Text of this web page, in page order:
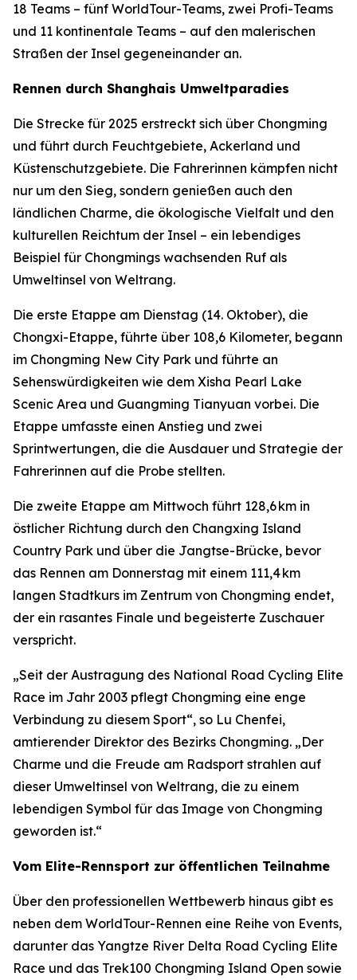
18 Teams – fünf WorldTour-Teams, zwei Profi-Teams
und 11 kontinentale Teams – auf den malerischen
Straßen der Insel gegeneinander an.
Rennen durch Shanghais Umweltparadies
Die Strecke für 2025 erstreckt sich über Chongming
und führt durch Feuchtgebiete, Ackerland und
Küstenschutzgebiete. Die Fahrerinnen kämpfen nicht
nur um den Sieg, sondern genießen auch den
ländlichen Charme, die ökologische Vielfalt und den
kulturellen Reichtum der Insel – ein lebendiges
Beispiel für Chongmings wachsenden Ruf als
Umweltinsel von Weltrang.
Die erste Etappe am Dienstag (14. Oktober), die
Chongxi-Etappe, führte über 108,6 Kilometer, begann
im Chongming New City Park und führte an
Sehenswürdigkeiten wie dem Xisha Pearl Lake
Scenic Area und Guangming Tianyuan vorbei. Die
Etappe umfasste einen Anstieg und zwei
Sprintwertungen, die die Ausdauer und Strategie der
Fahrerinnen auf die Probe stellten.
Die zweite Etappe am Mittwoch führt 128,6 km in
östlicher Richtung durch den Changxing Island
Country Park und über die Jangtse-Brücke, bevor
das Rennen am Donnerstag mit einem 111,4 km
langen Stadtkurs im Zentrum von Chongming endet,
der ein rasantes Finale und begeisterte Zuschauer
verspricht.
„Seit der Austragung des National Road Cycling Elite
Race im Jahr 2003 pflegt Chongming eine enge
Verbindung zu diesem Sport“, so Lu Chenfei,
amtierender Direktor des Bezirks Chongming. „Der
Charme und die Freude am Radsport strahlen auf
dieser Umweltinsel von Weltrang, die zu einem
lebendigen Symbol für das Image von Chongming
geworden ist.“
Vom Elite-Rennsport zur öffentlichen Teilnahme
Über den professionellen Wettbewerb hinaus gibt es
neben dem WorldTour-Rennen eine Reihe von Events,
darunter das Yangtze River Delta Road Cycling Elite
Race und das Trek100 Chongming Island Open sowie